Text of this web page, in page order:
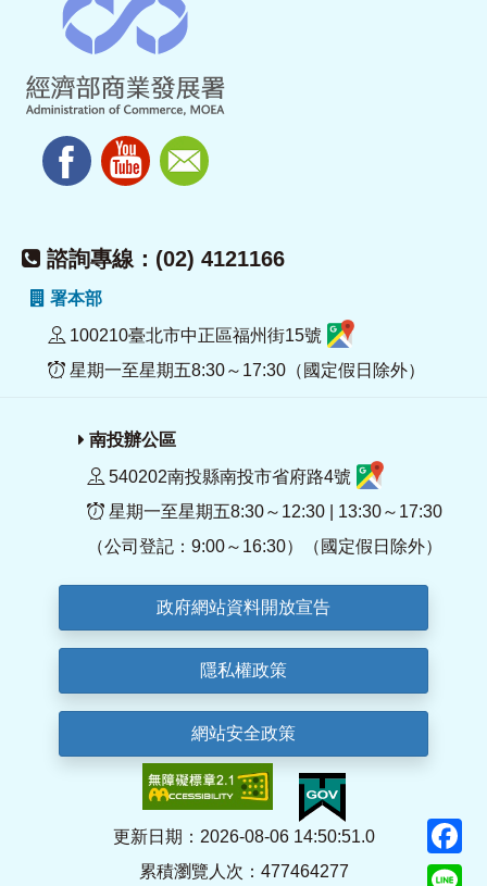
諮詢專線：(02) 4121166
署本部
100210臺北市中正區福州街15號
星期一至星期五8:30～17:30（國定假日除外）
南投辦公區
540202南投縣南投市省府路4號
星期一至星期五8:30～12:30 | 13:30～17:30
（公司登記：9:00～16:30）（國定假日除外）
政府網站資料開放宣告
隱私權政策
網站安全政策
更新日期：2026-08-06 14:50:51.0
累積瀏覽人次：477464277